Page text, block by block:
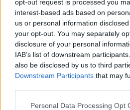
opt-out request is processed you
interest-based ads based on
us or personal information
your opt-out. You may separately
disclosure of your personal
IAB’s list of downstream
also be disclosed by us to third
Downstream Participants that may
Please note that this website/app
Personal Data Processing Opt
Ricevi le
daGoogle
Condividi l'articolo